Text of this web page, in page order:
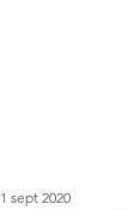
1 sept 2020